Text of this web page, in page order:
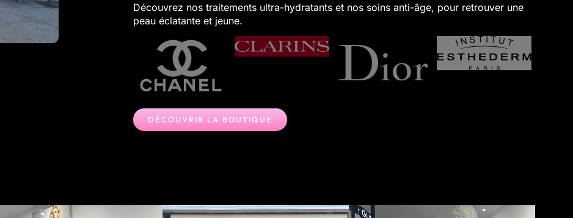
Découvrez nos traitements ultra-hydratants et nos soins anti-âge, pour retrouver une
peau éclatante et jeune.
DÉCOUVRIR LA BOUTIQUE